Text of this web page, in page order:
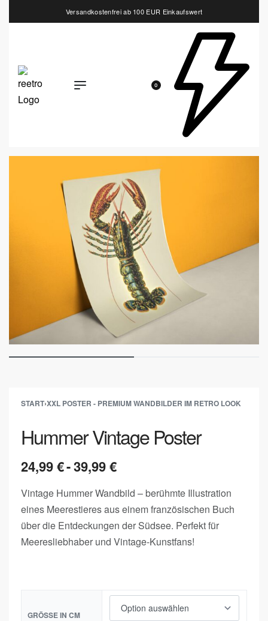
Versandkostenfrei ab 100 EUR Einkaufswert
0
START›XXL POSTER - PREMIUM WANDBILDER IM RETRO LOOK
Hummer Vintage Poster
24,99€ 39,99€
Vintage Hummer Wandbild – berühmte Illustration
eines Meerestieres aus einem französischen Buch
über die Entdeckungen der Südsee. Perfekt für
Meeresliebhaber und Vintage-Kunstfans!
GRÖSSE IN CM